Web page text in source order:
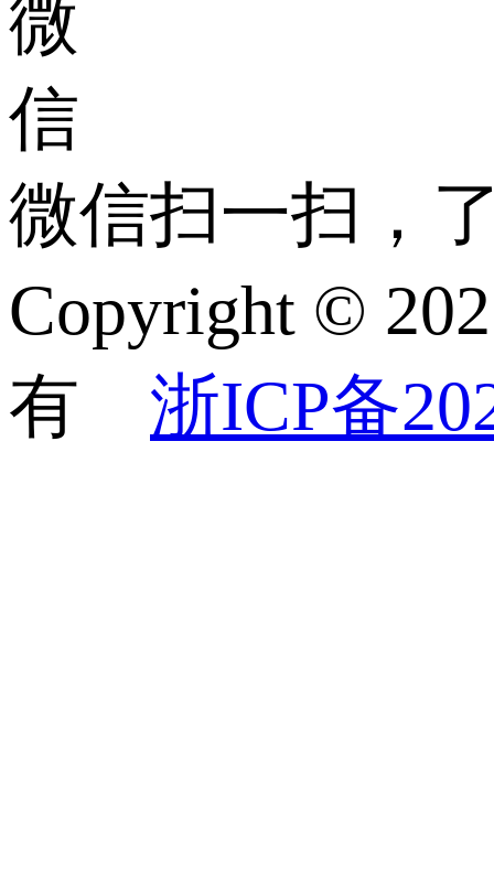
微信扫一扫，
Copyright ©
有 浙ICP备